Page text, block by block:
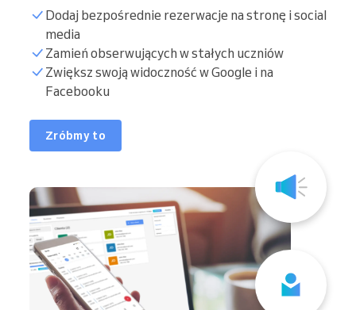
Dodaj bezpośrednie rezerwacje na stronę i social
media
Zamień obserwujących w stałych uczniów
Zwiększ swoją widoczność w Google i na
Facebooku
Zróbmy to